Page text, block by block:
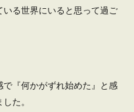
る世界にいると思って過ご
『何かがずれ始めた』と感
た。